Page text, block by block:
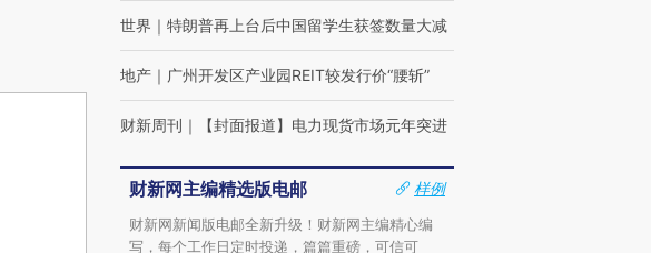
世界 ｜ 特朗普再上台后中国留学生获签数量大减
地产 ｜ 广州开发区产业园REIT较发行价“腰斩”
财新周刊 ｜ 【封面报道】电力现货市场元年突进
财新网主编精选版电邮
样例
财新网新闻版电邮全新升级！财新网主编精心编
写，每个工作日定时投递，篇篇重磅，可信可